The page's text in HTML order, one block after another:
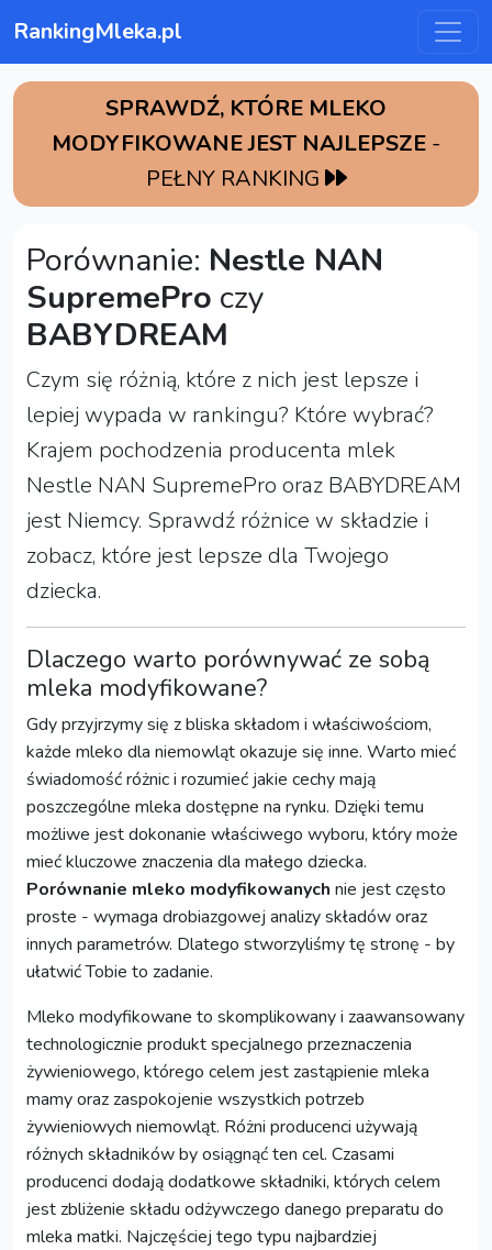
RankingMleka.pl
SPRAWDŹ, KTÓRE MLEKO
MODYFIKOWANE JEST NAJLEPSZE -
PEŁNY RANKING
Porównanie: Nestle NAN
SupremePro czy
BABYDREAM
Czym się różnią, które z nich jest lepsze i
lepiej wypada w rankingu? Które wybrać?
Krajem pochodzenia producenta mlek
Nestle NAN SupremePro oraz BABYDREAM
jest Niemcy. Sprawdź różnice w składzie i
zobacz, które jest lepsze dla Twojego
dziecka.
Dlaczego warto porównywać ze sobą
mleka modyfikowane?
Gdy przyjrzymy się z bliska składom i właściwościom,
każde mleko dla niemowląt okazuje się inne. Warto mieć
świadomość różnic i rozumieć jakie cechy mają
poszczególne mleka dostępne na rynku. Dzięki temu
możliwe jest dokonanie właściwego wyboru, który może
mieć kluczowe znaczenia dla małego dziecka.
Porównanie mleko modyfikowanych nie jest często
proste - wymaga drobiazgowej analizy składów oraz
innych parametrów. Dlatego stworzyliśmy tę stronę - by
ułatwić Tobie to zadanie.
Mleko modyfikowane to skomplikowany i zaawansowany
technologicznie produkt specjalnego przeznaczenia
żywieniowego, którego celem jest zastąpienie mleka
mamy oraz zaspokojenie wszystkich potrzeb
żywieniowych niemowląt. Różni producenci używają
różnych składników by osiągnąć ten cel. Czasami
producenci dodają dodatkowe składniki, których celem
jest zbliżenie składu odżywczego danego preparatu do
mleka matki. Najczęściej tego typu najbardziej